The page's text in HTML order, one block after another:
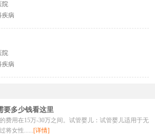
院
疾病
院
疾病
要多少钱看这里
费用在15万-30万之间。试管婴儿：试管婴儿适用于无
将女性......[详情]